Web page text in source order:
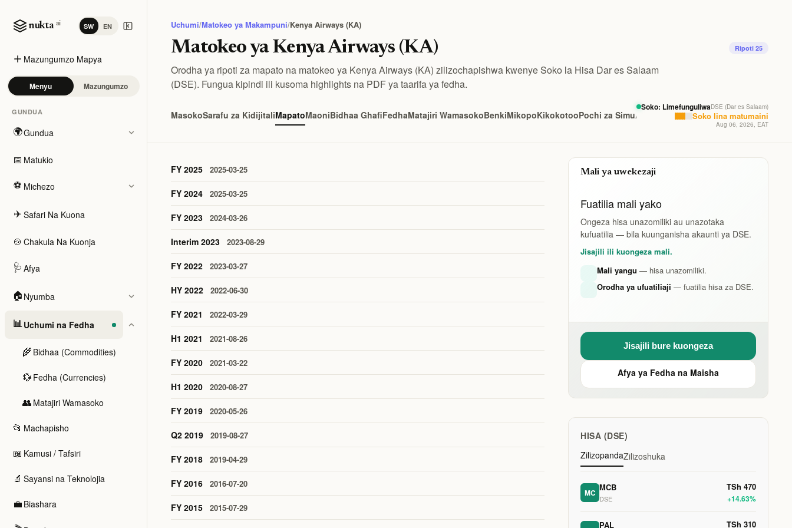
nukta ai SW EN
Mazungumzo Mapya
Menyu Mazungumzo
GUNDUA
🌍Gundua
📅 Matukio
⚽ Michezo
✈️ Safari Na Kuona
🍲 Chakula Na Kuonja
🩺 Afya
🏠 Nyumba
📊Uchumi na Fedha
🌾 Bidhaa (Commodities)
💱 Fedha (Currencies)
👥 Matajiri Wamasoko
📂 Machapisho
📖 Kamusi / Tafsiri
🔬 Sayansi na Teknolojia
💼 Biashara
Uchumi/Matokeo ya Makampuni/Kenya Airways (KA)
Matokeo ya Kenya Airways (KA)
Orodha ya ripoti za mapato na matokeo ya Kenya Airways (KA) zilizochapishwa kwenye Soko la Hisa Dar es Salaam
(DSE). Fungua kipindi ili kusoma highlights na PDF ya taarifa ya fedha.
Ripoti 25
MasokoSarafu za KidijitaliMapatoMaoniBidhaa GhafiFedhaMatajiri WamasokoBenkiMikopoKikokotooPochi za SimuAfya ya Fedha
Soko: LimefunguliwaDSE (Dar es Salaam)
Soko lina matumaini
Aug 06, 2026, EAT
FY 2025 2025-03-25
FY 2024 2025-03-25
FY 2023 2024-03-26
Interim 2023 2023-08-29
FY 2022 2023-03-27
HY 2022 2022-06-30
FY 2021 2022-03-29
H1 2021 2021-08-26
FY 2020 2021-03-22
H1 2020 2020-08-27
FY 2019 2020-05-26
Q2 2019 2019-08-27
FY 2018 2019-04-29
FY 2016 2016-07-20
FY 2015 2015-07-29
Mali ya uwekezaji
Fuatilia mali yako
Ongeza hisa unazomiliki au unazotaka
kufuatilia — bila kuunganisha akaunti ya DSE.
Jisajili ili kuongeza mali.
Mali yangu — hisa unazomiliki.
Orodha ya ufuatiliaji — fuatilia hisa za DSE.
Jisajili bure kuongeza
Afya ya Fedha na Maisha
HISA (DSE)
ZilizopandaZilizoshuka
MC MCB
DSE
TSh 470
+14.63%
PAL TSh 310